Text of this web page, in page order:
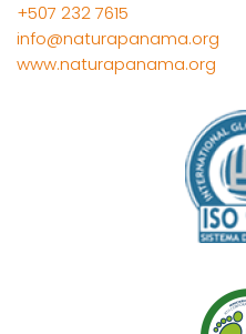
+507 232 7615
info@naturapanama.org
www.naturapanama.org